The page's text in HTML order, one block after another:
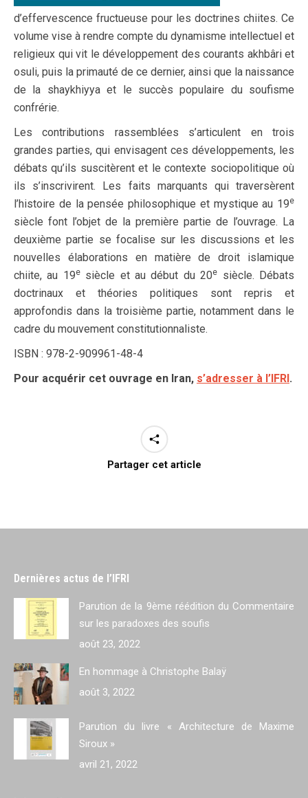
d’effervescence fructueuse pour les doctrines chiites. Ce
volume vise à rendre compte du dynamisme intellectuel et
religieux qui vit le développement des courants akhbâri et
osuli, puis la primauté de ce dernier, ainsi que la naissance
de la shaykhiyya et le succès populaire du soufisme
confrérie.
Les contributions rassemblées s’articulent en trois
grandes parties, qui envisagent ces développements, les
débats qu’ils suscitèrent et le contexte sociopolitique où
ils s’inscrivirent. Les faits marquants qui traversèrent
l’histoire de la pensée philosophique et mystique au 19e
siècle font l’objet de la première partie de l’ouvrage. La
deuxième partie se focalise sur les discussions et les
nouvelles élaborations en matière de droit islamique
chiite, au 19esiècle et au début du 20e
siècle. Débats
doctrinaux et théories politiques sont repris et
approfondis dans la troisième partie, notamment dans le
cadre du mouvement constitutionnaliste.
ISBN : 978-2-909961-48-4
Pour acquérir cet ouvrage en Iran, s’adresser à l’IFRI.
Partager cet article
Dernières actus de l’IFRI
Parution de la 9ème réédition du Commentaire
sur les paradoxes des soufis
août 23, 2022
En hommage à Christophe Balaÿ
août 3, 2022
Parution du livre « Architecture de Maxime
Siroux »
avril 21, 2022